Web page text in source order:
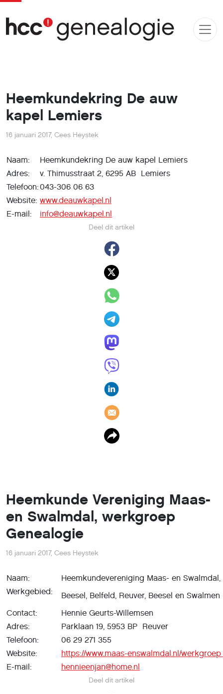
Heemkundekring De auw
kapel Lemiers
Deel dit artikel
16 januari 2017, Cees Heystek
Naam:
Heemkundekring De auw kapel Lemiers
Adres:
v. Thimusstraat 2, 6295 AB Lemiers
Telefoon:043-306 06 63
Website: www.deauwkapel.nl
E-mail:
info@deauwkapel.nl
Heemkunde Vereniging Maas-
en Swalmdal, werkgroep
Genealogie
Deel dit artikel
16 januari 2017, Cees Heystek
Naam:
Heemkundevereniging Maas- en
Werkgebied:
Beesel, Belfeld, Reuver, Beesel en Swalmen
Contact:
Hennie Geurts-Willemsen
Adres:
Parklaan 19, 5953 BP Reuver
Telefoon:
06 29 271 355
Website:
https://www.maas-enswalmdal.nl/
E-mail:
hennieenjan@home.nl